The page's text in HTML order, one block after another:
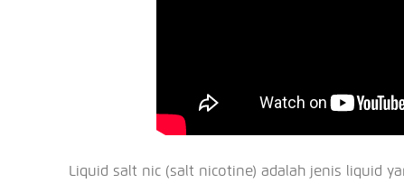
Liquid salt nic (salt nicotine) adalah jenis liquid